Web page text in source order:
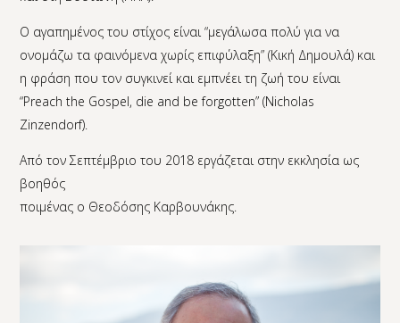
Ο αγαπημένος του στίχος είναι “μεγάλωσα πολύ για να
ονομάζω τα φαινόμενα χωρίς επιφύλαξη” (Κική Δημουλά) και
η φράση που τον συγκινεί και εμπνέει τη ζωή του είναι
“Preach the Gospel, die and be forgotten” (Nicholas
Zinzendorf).
Από τον Σεπτέμβριο του 2018 εργάζεται στην εκκλησία ως
βοηθός
ποιμένας ο Θεοδόσης Καρβουνάκης.